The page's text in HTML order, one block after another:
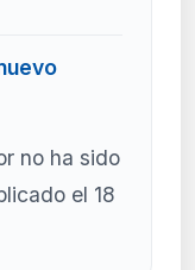
no ha sido
el 18